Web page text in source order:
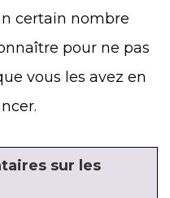
certain nombre
pour ne pas
vous les avez en
sur les